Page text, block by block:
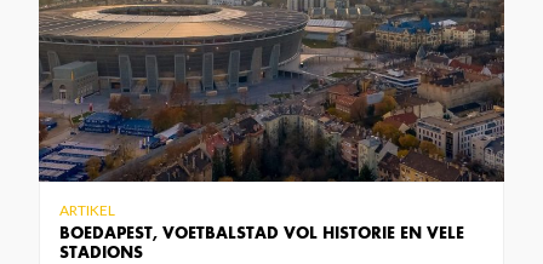
BOEDAPEST, VOETBALSTAD VOL HISTORIE EN VELE
STADIONS
ARTIKEL